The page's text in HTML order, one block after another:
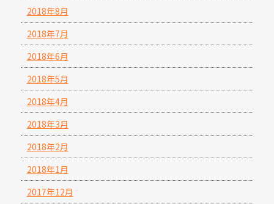
2018年8月
2018年7月
2018年6月
2018年5月
2018年4月
2018年3月
2018年2月
2018年1月
2017年12月